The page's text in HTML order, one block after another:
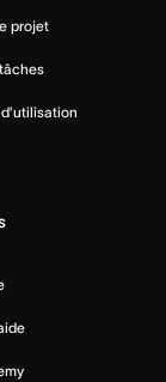
projet